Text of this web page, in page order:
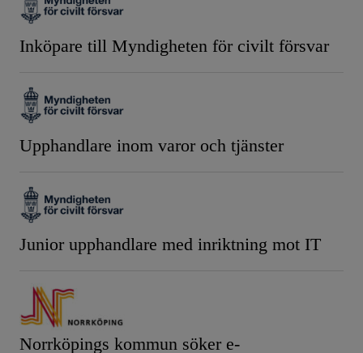
Inköpare till Myndigheten för civilt försvar
Upphandlare inom varor och tjänster
Junior upphandlare med inriktning mot IT
Norrköpings kommun söker e-